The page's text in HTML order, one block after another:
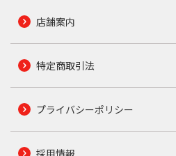
店舗案内
特定商取引法
プライバシーポリシー
採用情報